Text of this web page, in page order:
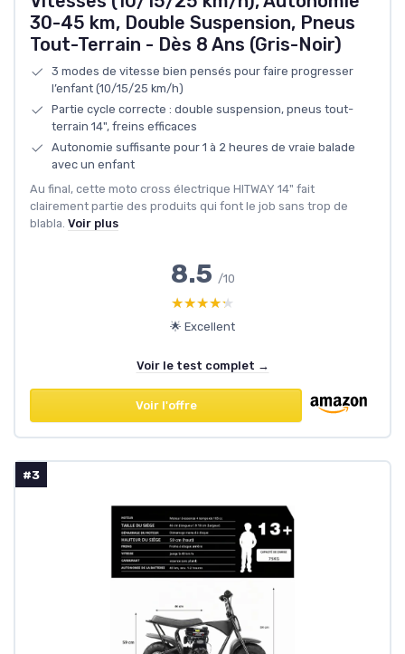
30-45 km, Double Suspension, Pneus
Tout-Terrain - Dès 8 Ans (Gris-Noir)
3 modes de vitesse bien pensés pour faire progresser
l’enfant (10/15/25 km/h)
Partie cycle correcte : double suspension, pneus tout-
terrain 14", freins efficaces
Autonomie suffisante pour 1 à 2 heures de vraie balade
avec un enfant
Au final, cette moto cross électrique HITWAY 14" fait
clairement partie des produits qui font le job sans trop de
blabla. Voir plus
8.5 /10
★★★★★
★★★★★
🌟 Excellent
Voir le test complet →
Voir l'offre
#3